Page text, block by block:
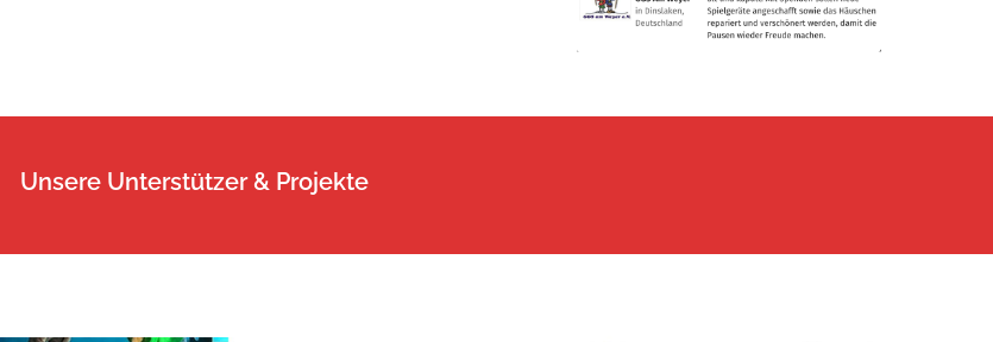
Unsere Unterstützer & Projekte